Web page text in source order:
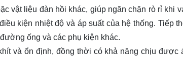
vật liệu đàn hồi khác, giúp ngăn chặn rò rỉ khi
kiện nhiệt độ và áp suất của hệ thống. Tiếp
ống và các phụ kiện khác.
và ổn định, đồng thời có khả năng chịu